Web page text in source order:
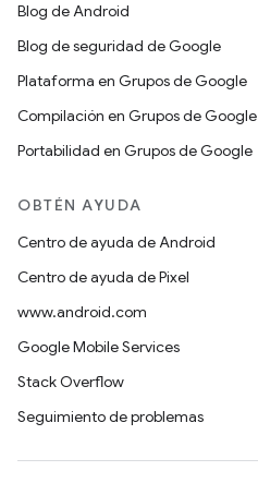
Blog de Android
Blog de seguridad de Google
Plataforma en Grupos de Google
Compilación en Grupos de Google
Portabilidad en Grupos de Google
OBTÉN AYUDA
Centro de ayuda de Android
Centro de ayuda de Pixel
www.android.com
Google Mobile Services
Stack Overflow
Seguimiento de problemas